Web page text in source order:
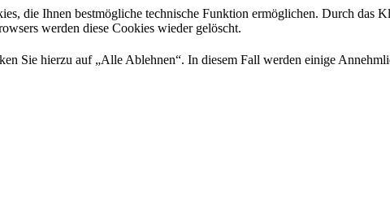
die Ihnen bestmögliche technische Funktion ermöglichen. Durch das
werden diese Cookies wieder gelöscht.
Sie hierzu auf „Alle Ablehnen“. In diesem Fall werden einige